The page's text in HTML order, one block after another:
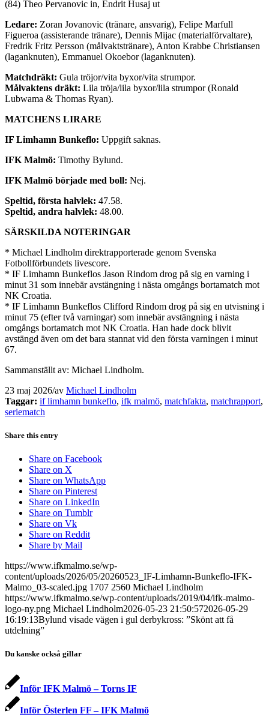
(84) Theo Pervanovic in, Endrit Husaj ut
Ledare: Zoran Jovanovic (tränare, ansvarig), Felipe Marfull
Figueroa (assisterande tränare), Dennis Mijac (materialförvaltare),
Fredrik Fritz Persson (målvaktstränare), Anton Krabbe Christiansen
(laganknuten), Emmanuel Okoebor (laganknuten).
Matchdräkt: Gula tröjor/vita byxor/vita strumpor.
Målvaktens dräkt: Lila tröja/lila byxor/lila strumpor (Ronald
Lubwama & Thomas Ryan).
MATCHENS LIRARE
IF Limhamn Bunkeflo: Uppgift saknas.
IFK Malmö: Timothy Bylund.
IFK Malmö började med boll: Nej.
Speltid, första halvlek: 47.58.
Speltid, andra halvlek: 48.00.
SÄRSKILDA NOTERINGAR
* Michael Lindholm direktrapporterade genom Svenska
Fotbollförbundets livescore.
* IF Limhamn Bunkeflos Jason Rindom drog på sig en varning i
minut 31 som innebär avstängning i nästa omgångs bortamatch mot
NK Croatia.
* IF Limhamn Bunkeflos Clifford Rindom drog på sig en utvisning i
minut 75 (efter två varningar) som innebär avstängning i nästa
omgångs bortamatch mot NK Croatia. Han hade dock blivit
avstängd även om det bara stannat vid den första varningen i minut
67.
Sammanställt av: Michael Lindholm.
23 maj 2026/av Michael Lindholm
Taggar: if limhamn bunkeflo, ifk malmö, matchfakta, matchrapport,
seriematch
Share this entry
Share on Facebook
Share on X
Share on WhatsApp
Share on Pinterest
Share on LinkedIn
Share on Tumblr
Share on Vk
Share on Reddit
Share by Mail
https://www.ifkmalmo.se/wp-
content/uploads/2026/05/20260523_IF-Limhamn-Bunkeflo-IFK-
Malmo_03-scaled.jpg 1707 2560 Michael Lindholm
https://www.ifkmalmo.se/wp-content/uploads/2019/04/ifk-malmo-
logo-ny.png Michael Lindholm2026-05-23 21:50:572026-05-29
16:19:13Bylund visade vägen i gul derbykross: ”Skönt att få
utdelning”
Du kanske också gillar
Inför IFK Malmö – Torns IF
Inför Österlen FF – IFK Malmö